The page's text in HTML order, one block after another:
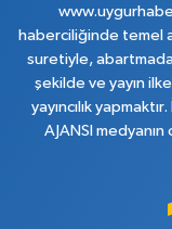
haberciliğinde temel
suretiyle,
şekilde ve yayın
yayıncılık
AJANSI